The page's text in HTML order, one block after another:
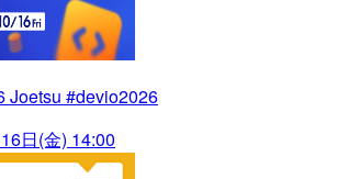
Joetsu #devio2026
日(金) 14:00